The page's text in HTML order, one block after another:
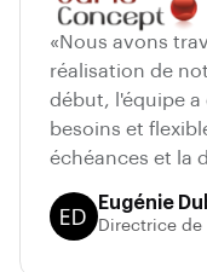
«Nous avons
réalisation de
début, l'équipe a
besoins et
échéances et la
Juris
Eugénie
Directrice